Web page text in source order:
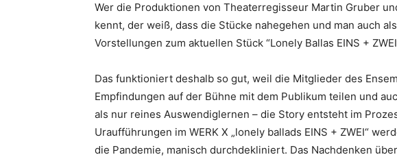
Wer die Produktionen von Theaterregisseur Martin Gruber
kennt, der weiß, dass die Stücke nahe­gehen und man auch
Vorstellungen zum aktuellen Stück “Lonely Ballas EINS +
Das funktioniert deshalb so gut, weil die Mitglieder des
Empfindungen auf der Bühne mit dem Publikum teilen und
als nur reines Auswendiglernen – die Story entsteht im
Uraufführungen im WERK X „lonely ballads EINS + ZWEI“
die Pandemie, manisch durchdekliniert. Das Nachdenken